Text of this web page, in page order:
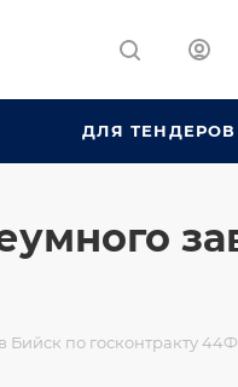
ДЛЯ ТЕНДЕРОВ
Бийск по госконтракту